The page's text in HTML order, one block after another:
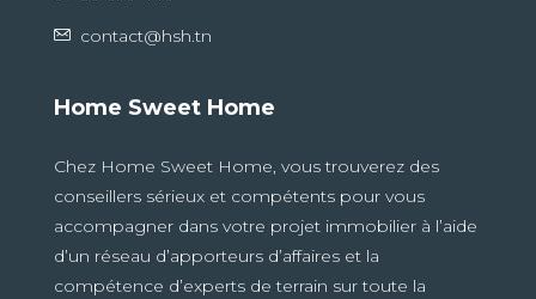
contact@hsh.tn
Home Sweet Home
Chez Home Sweet Home, vous trouverez des
conseillers sérieux et compétents pour vous
accompagner dans votre projet immobilier à l’aide
d’un réseau d’apporteurs d’affaires et la
compétence d’experts de terrain sur toute la